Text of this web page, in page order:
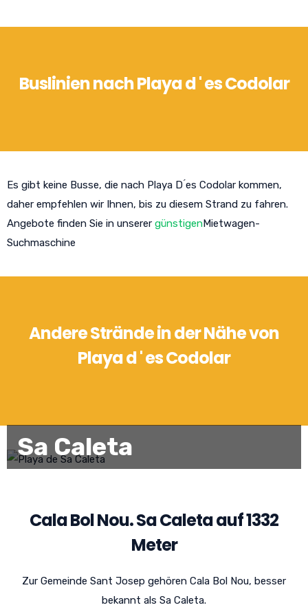
Buslinien nach Playa d ' es Codolar
Es gibt keine Busse, die nach Playa D ́es Codolar kommen,
daher empfehlen wir Ihnen, bis zu diesem Strand zu fahren.
Angebote finden Sie in unserer günstigenMietwagen-
Suchmaschine
Andere Strände in der Nähe von
Playa d ' es Codolar
Sa Caleta
Cala Bol Nou. Sa Caleta auf 1332
Meter
Zur Gemeinde Sant Josep gehören Cala Bol Nou, besser
bekannt als Sa Caleta.